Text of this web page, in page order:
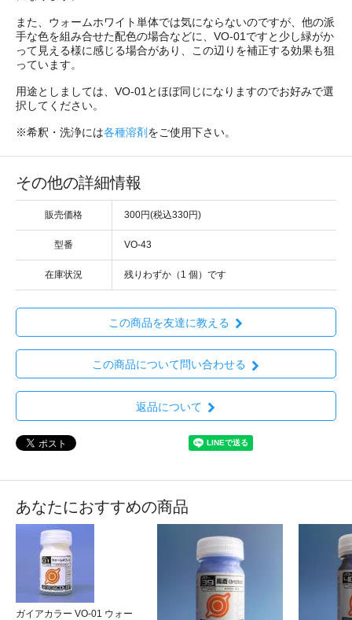
また、ウォームホワイト単体では気にならないのですが、他の派
手な色を組み合せた配色の場合などに、VO-01ですと少し緑がか
って見える様に感じる場合があり、この辺りを補正する効果も狙
っています。
用途としましては、VO-01とほぼ同じになりますのでお好みで選
択してください。
※希釈・洗浄には各種溶剤 をご使用下さい。
その他の詳細情報
販売価格 300円(税込330円)
型番 VO-43
在庫状況 残りわずか（1 個）です
この商品を友達に教える
この商品について問い合わせる
返品について
あなたにおすすめの商品
ガイアカラー VO-01 ウォー